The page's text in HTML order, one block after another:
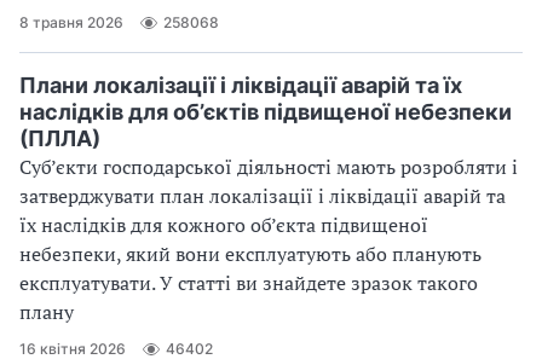
8 травня 2026 258068
Плани локалізації і ліквідації аварій та їх
наслідків для об’єктів підвищеної небезпеки
(ПЛЛА)
Суб’єкти господарської діяльності мають розробляти і
затверджувати план локалізації і ліквідації аварій та
їх наслідків для кожного об’єкта підвищеної
небезпеки, який вони експлуатують або планують
експлуатувати. У статті ви знайдете зразок такого
плану
16 квітня 2026 46402